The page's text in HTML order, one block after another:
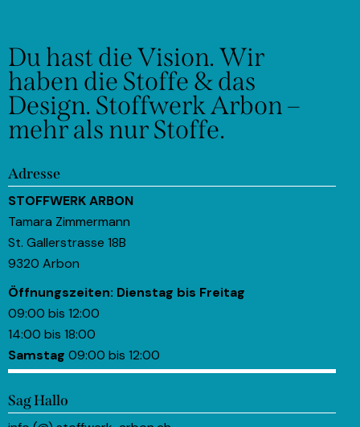
Du hast die Vision.Wir
haben die Stoffe & das
Design. Stoffwerk Arbon –
mehr als nur Stoffe.
Adresse
STOFFWERK ARBON
Tamara Zimmermann
St. Gallerstrasse 18B
9320 Arbon
Öffnungszeiten: Dienstag bis Freitag
09:00 bis 12:00
14:00 bis 18:00
Samstag 09:00 bis 12:00
Sag Hallo